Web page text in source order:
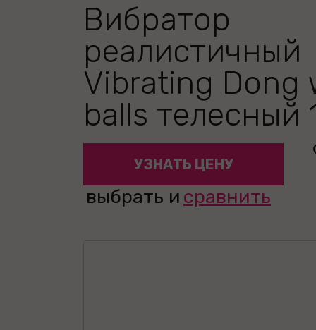
Вибратор
реалистичный
Vibrating Dong
balls телесный
УЗНАТЬ ЦЕНУ
выбрать и сравнить